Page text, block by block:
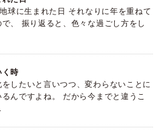
球に生まれた日 それなりに年を重ねて
で、 振り返ると、色々な過ごし方をし
く時
をしたいと言いつつ、変わらないことに
んですよね。 だから今までと違うこ